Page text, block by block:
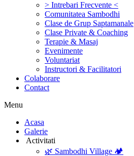
> Intrebari Frecvente <
Comunitatea Sambodhi
Clase de Grup Saptamanale
Clase Private & Coaching
Terapie & Masaj
‎Evenimente
Voluntariat
‏‏‎Instructori & Facilitatori
Colaborare
Contact
Menu
‎Acasa
Galerie
‎ ‎Activitati‎
🌿 Sambodhi Village 🏕️